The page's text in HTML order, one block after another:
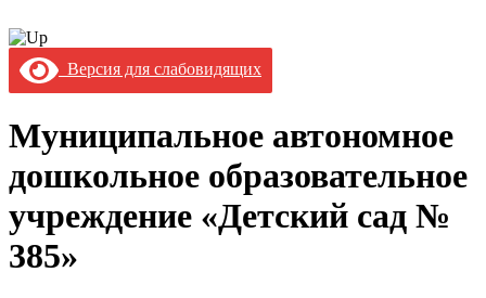
Версия для слабовидящих
Муниципальное автономное
дошкольное образовательное
учреждение «Детский сад №
385»